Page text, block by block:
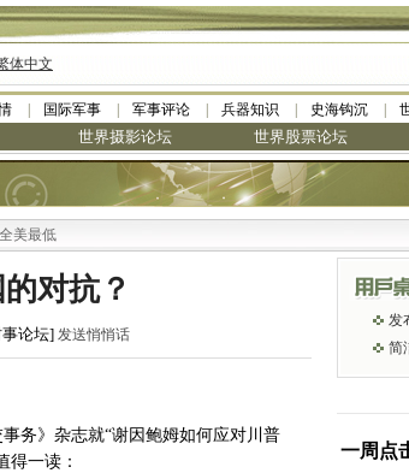
体中文
国际军事 军事评论 兵器知识 史海钩沉
世界摄影论坛 世界股票论坛
对抗？
论坛] 发送悄悄话
务》杂志就“谢因鲍姆如何应对川普
得一读：
发
简
一周点